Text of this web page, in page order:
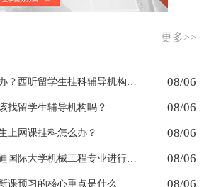
更多>>
课程不慎挂科怎么办？西听留学生挂科辅导机构教你如何高效挽救GPA 08/06
找留学生辅导机构吗？ 08/06
上网课挂科怎么办？ 08/06
哪家机构可以对英迪国际大学机械工程专业进行留学生挂科辅导？ 08/06
课预习的核心重点是什么 08/06